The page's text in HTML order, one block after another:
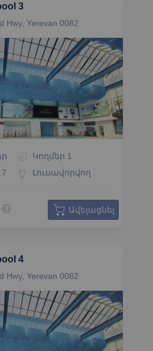
3
Hwy, Yerevan 0082
Կողմեր 1
Լուսավորվող
Ավելացնել
4
Hwy, Yerevan 0082